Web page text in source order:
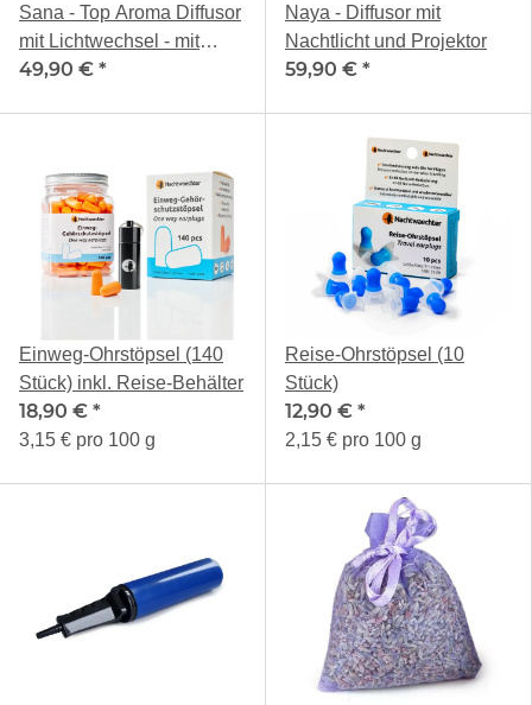
Sana - Top Aroma Diffusor
mit Lichtwechsel - mit
Holzdekoren
49,90 € *
Naya - Diffusor mit
Nachtlicht und Projektor
59,90 € *
Einweg-Ohrstöpsel (140
Stück) inkl. Reise-Behälter
18,90 € *
3,15 € pro 100 g
Reise-Ohrstöpsel (10
Stück)
12,90 € *
2,15 € pro 100 g